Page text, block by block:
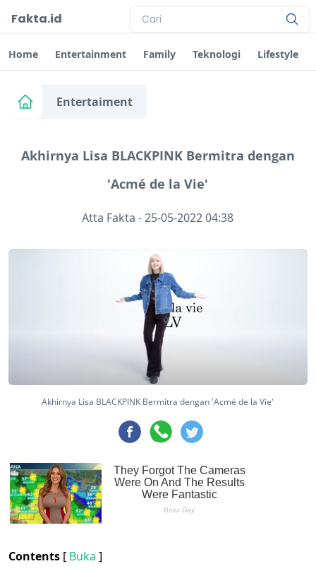
Fakta.id
Home Entertainment Family Teknologi Lifestyle
Entertaiment
Akhirnya Lisa BLACKPINK Bermitra dengan
'Acmé de la Vie'
Atta Fakta -25-05-2022 04:38
Akhirnya Lisa BLACKPINK Bermitra dengan 'Acmé de la Vie'
Contents [ Buka ]